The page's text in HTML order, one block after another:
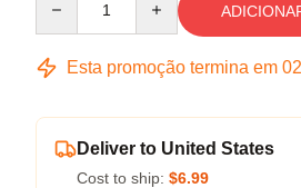
Esta promoção termina em 02
Deliver to United States
Cost to ship: $6.99